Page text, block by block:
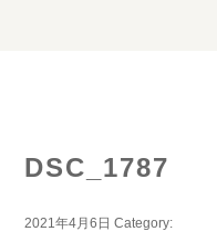
DSC_1787
2021年4月6日 Category: